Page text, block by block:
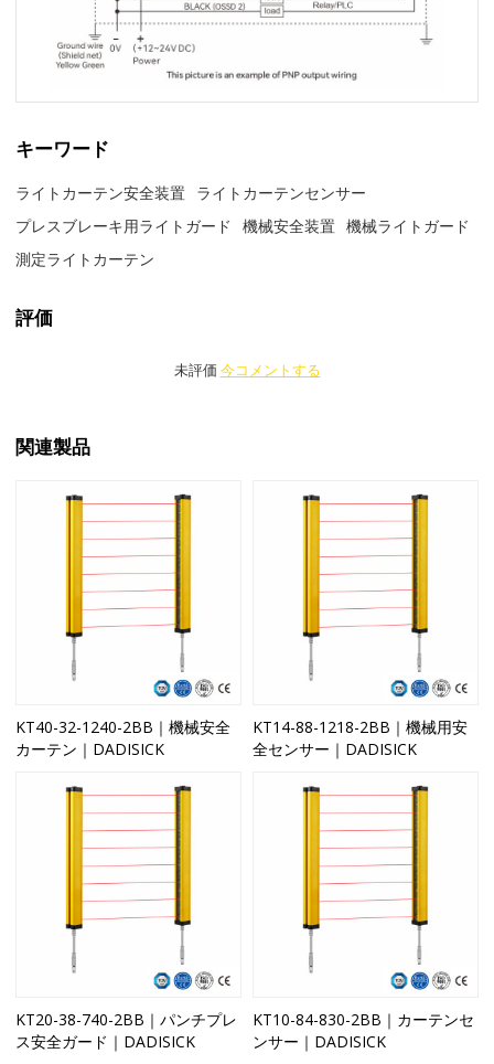
キーワード
ライトカーテン安全装置 ライトカーテンセンサー
プレスブレーキ用ライトガード
機械安全装置 機械ライトガード
測定ライトカーテン
評価
未評価 今コメントする
関連製品
KT40-32-1240-2BB｜機械安全
カーテン｜DADISICK
KT14-88-1218-2BB｜機械用安
全センサー｜DADISICK
KT20-38-740-2BB｜パンチプレ
ス安全ガード｜DADISICK
KT10-84-830-2BB｜カーテンセ
ンサー｜DADISICK